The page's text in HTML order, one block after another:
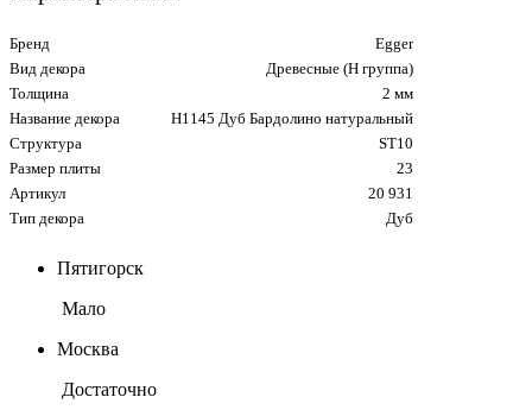
Бренд
Egger
Вид декора
Древесные (Н группа)
Толщина
2 мм
Название декора
H1145 Дуб Бардолино натуральный
Структура
ST10
Размер плиты
23
Артикул
20 931
Тип декора
Дуб
Пятигорск
Мало
Москва
Достаточно